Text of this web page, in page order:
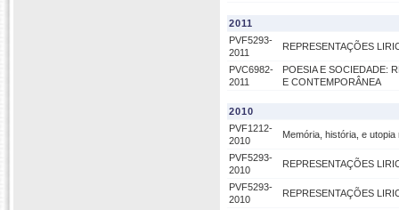
2011
PVF5293-
2011
REPRESENTAÇÕES
PVC6982-
2011
POESIA E SOCIEDADE:
E CONTEMPORÂNEA
2010
PVF1212-
2010
Memória, história, e
PVF5293-
2010
REPRESENTAÇÕES
PVF5293-
2010
REPRESENTAÇÕES